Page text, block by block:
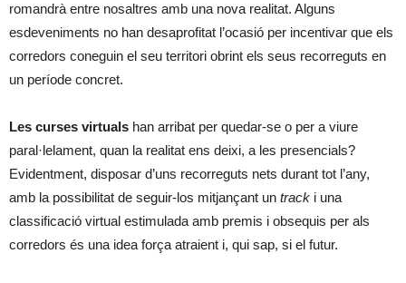
romandrà entre nosaltres amb una nova realitat. Alguns
esdeveniments no han desaprofitat l’ocasió per incentivar que els
corredors coneguin el seu territori obrint els seus recorreguts en
un període concret.
Les curses virtuals han arribat per quedar-se o per a viure
paral·lelament, quan la realitat ens deixi, a les presencials?
Evidentment, disposar d’uns recorreguts nets durant tot l’any,
amb la possibilitat de seguir-los mitjançant un track i una
classificació virtual estimulada amb premis i obsequis per als
corredors és una idea força atraient i, qui sap, si el futur.